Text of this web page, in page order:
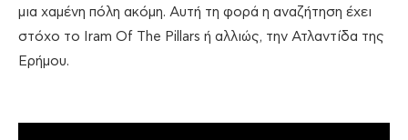
μια χαμένη πόλη ακόμη. Αυτή τη φορά η αναζήτηση έχει
στόχο το Iram Of The Pillars ή αλλιώς, την Ατλαντίδα της
Ερήμου.